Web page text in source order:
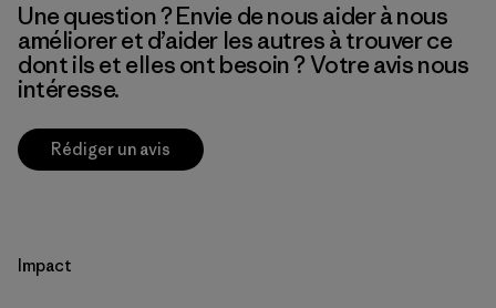
Une question ? Envie de nous aider à nous
améliorer et d’aider les autres à trouver ce
dont ils et elles ont besoin ? Votre avis nous
intéresse.
Rédiger un avis
Impact